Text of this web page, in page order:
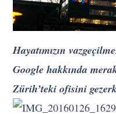
Hayatımızın
Google hakkında
Zürih’teki ofisini